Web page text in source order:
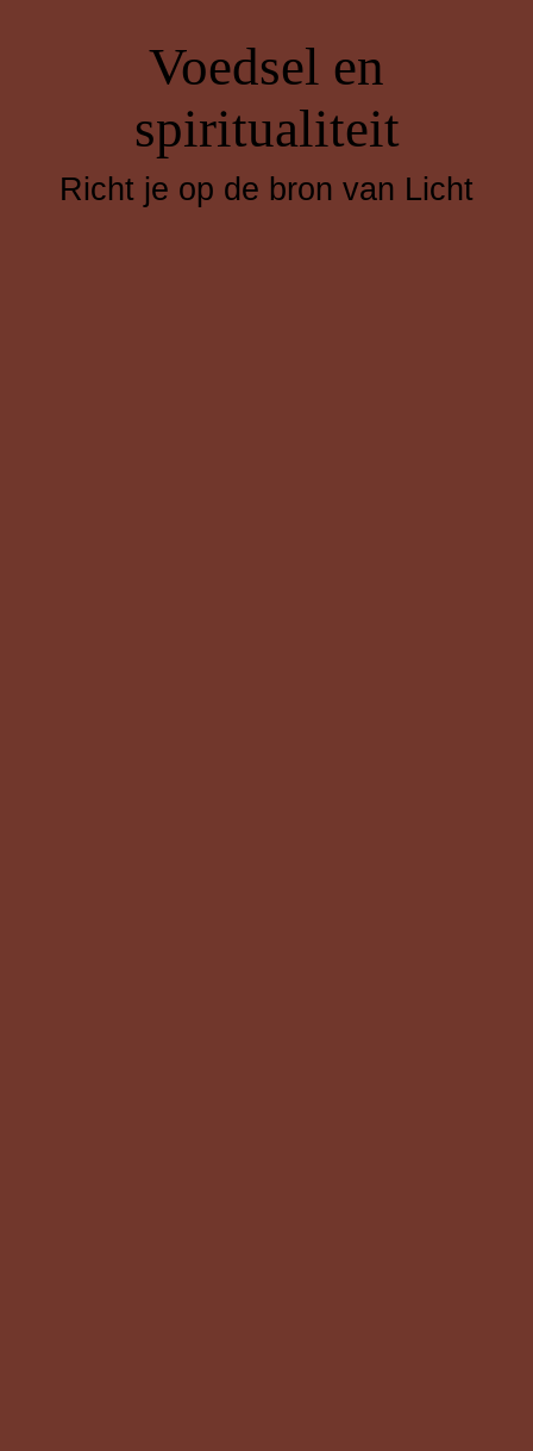
Voedsel en
spiritualiteit
Richt je op de bron van Licht